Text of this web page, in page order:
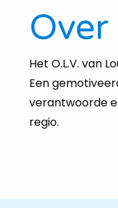
Over
Het O.L.V. van
Een
verantwoorde
regio.